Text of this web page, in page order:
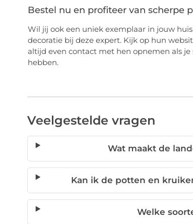
Bestel nu en profiteer van scherpe
Wil jij ook een uniek exemplaar in jouw
decoratie bij deze expert. Kijk op hun
altijd even contact met hen opnemen als
hebben.
Veelgestelde vragen
Wat maakt de
Kan ik de potten en
Welke